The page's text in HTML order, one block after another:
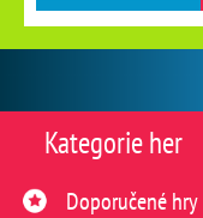
Kategorie her
Doporučené hry